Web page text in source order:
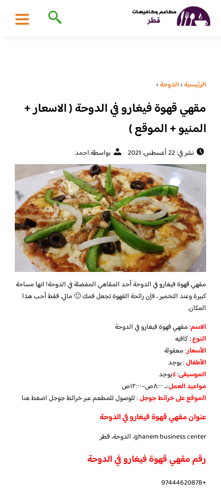
الرئيسية›الدوحة›
مقهي قهوة فيغارو في الدوحة ( الاسعار +
المنيو + الموقع )
نشر في: 22 أغسطس، 2021 بواسطة:احمد
مقهي قهوة فيغارو في الدوحة أحد المقاهي المفضلة في الدوحة! انها مساحة
كبيرة وعند التخمير ، فإن رائحة القهوة تجعل فمك 🙂 مائي. فقط أحب هذا
المكان.
الاسم: مقهي قهوة فيغارو في الدوحة
النوع :كافيه
الأسعار:معقولة
الأطفال:يوجد
الموسيقى:لايوجد
مواعيد العمل:،، ٨:٠٠ص–١٢:٠٠ص
الموقع على خرائط جوجل: للوصول للمطعم عبر خرائط جوجلاضغط هنا
عنوان مقهي قهوة فيغارو في الدوحة
ghanem business center، الدوحة، قطر
رقم مقهي قهوة فيغارو في الدوحة
+97444620878